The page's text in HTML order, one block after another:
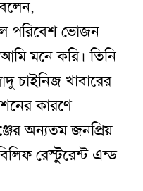
পরিবেশ ভোজন
মনে করি। তিনি
চাইনিজ খাবারের
কারণে
অন্যতম জনপ্রিয়
রেস্টুরেন্ট এন্ড